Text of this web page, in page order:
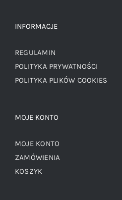
INFORMACJE
REGULAMIN
POLITYKA PRYWATNOŚCI
POLITYKA PLIKÓW COOKIES
MOJE KONTO
MOJE KONTO
ZAMÓWIENIA
KOSZYK